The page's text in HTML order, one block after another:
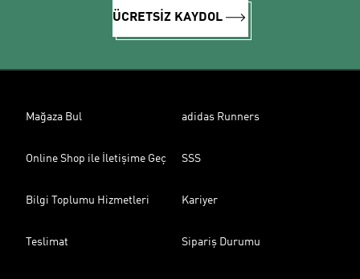
ÜCRETSİZ KAYDOL
Mağaza Bul adidas Runners
Online Shop ile İletişime Geç SSS
Bilgi Toplumu Hizmetleri Kariyer
Teslimat Sipariş Durumu